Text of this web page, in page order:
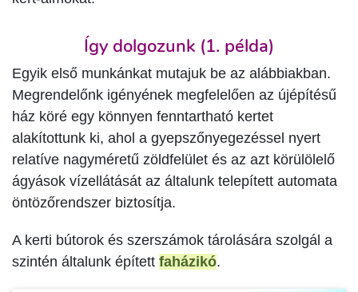
Így dolgozunk (1. példa)
Egyik első munkánkat mutajuk be az alábbiakban.
Megrendelőnk igényének megfelelően az újépítésű
ház köré egy könnyen fenntartható kertet
alakítottunk ki, ahol a gyepszőnyegezéssel nyert
relatíve nagyméretű zöldfelület és az azt körülölelő
ágyások vízellátását az általunk telepített automata
öntözőrendszer biztosítja.
A kerti bútorok és szerszámok tárolására szolgál a
szintén általunk épített faházikó.